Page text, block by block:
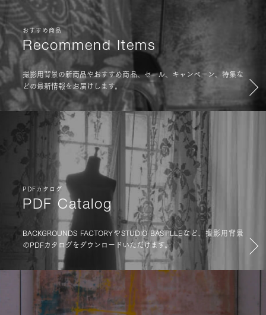
おすすめ商品
Recommend Items
撮影用背景の新商品やおすすめ商品、セール、キャンペーン、特集な
どの最新情報をお届けします。
PDFカタログ
PDF Catalog
BACKGROUNDS FACTORYやSTUDIO BASTILLEなど、撮影用背景
のPDFカタログをダウンロードいただけます。